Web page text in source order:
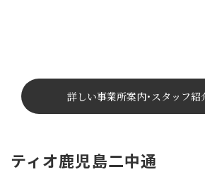
詳しい事業所案内･ スタッフ紹
ティオ鹿児島二中通